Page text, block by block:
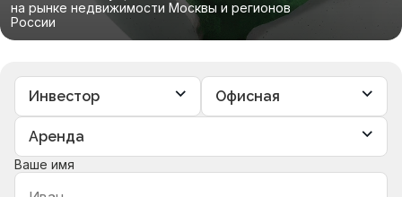
на рынке недвижимости Москвы и регионов
России
Ваше имя